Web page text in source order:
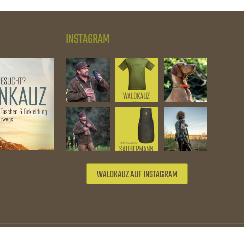
INSTAGRAM
WALDKAUZ AUF INSTAGRAM